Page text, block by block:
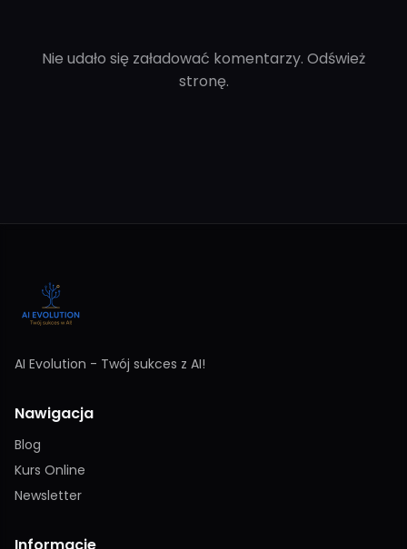
Nie udało się załadować komentarzy. Odśwież
stronę.
AI Evolution - Twój sukces z AI!
Nawigacja
Blog
Kurs Online
Newsletter
Informacje